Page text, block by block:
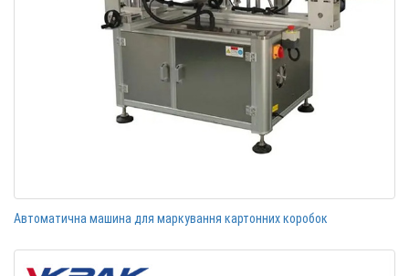
Автоматична машина для маркування картонних коробок